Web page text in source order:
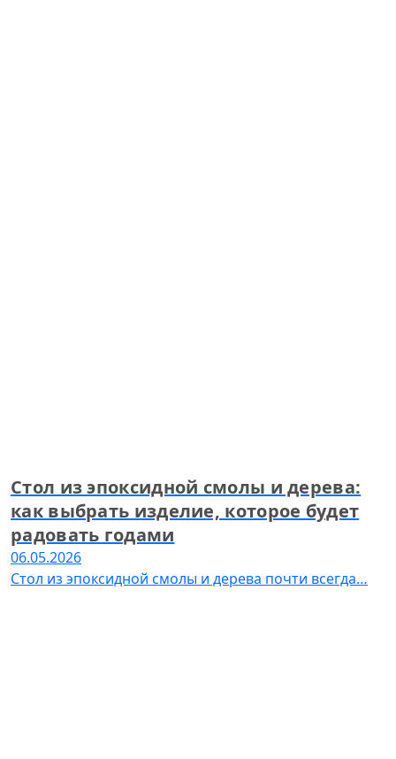
Стол из эпоксидной смолы и дерева:
как выбрать изделие, которое будет
радовать годами
06.05.2026
Стол из эпоксидной смолы и дерева почти всегда…